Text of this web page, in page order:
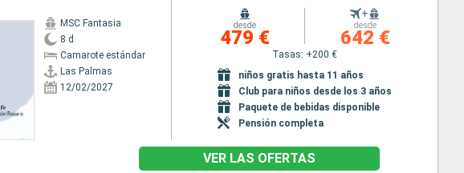
MSC Fantasia
8 d
Camarote estándar
Las Palmas
12/02/2027
desde
479 €
+
desde
642 €
Tasas: +200 €
niños gratis hasta 11 años
Club para niños desde los 3 años
Paquete de bebidas disponible
Pensión completa
VER LAS OFERTAS